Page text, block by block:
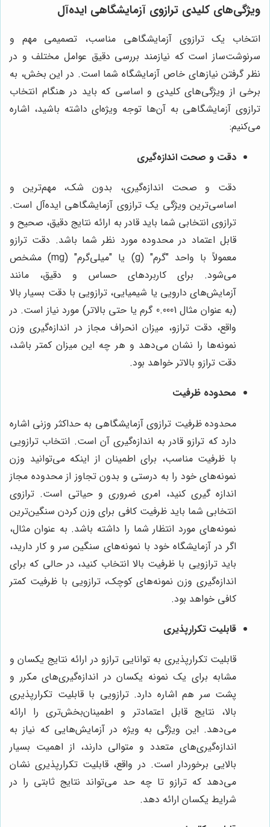
ویژگی‌های کلیدی ترازوی آزمایشگاهی ایده‌آل
انتخاب یک ترازوی آزمایشگاهی مناسب، تصمیمی مهم و
سرنوشت‌ساز است که نیازمند بررسی دقیق عوامل مختلف و در
نظر گرفتن نیازهای خاص آزمایشگاه شما است. در این بخش، به
برخی از ویژگی‌های کلیدی و اساسی که باید در هنگام انتخاب
ترازوی آزمایشگاهی به آن‌ها توجه ویژه‌ای داشته باشید، اشاره
می‌کنیم:
دقت و صحت اندازه‌گیری
دقت و صحت اندازه‌گیری، بدون شک، مهم‌ترین و
اساسی‌ترین ویژگی یک ترازوی آزمایشگاهی ایده‌آل است.
ترازوی انتخابی شما باید قادر به ارائه نتایج دقیق، صحیح و
قابل اعتماد در محدوده مورد نظر شما باشد. دقت ترازو
معمولاً با واحد "گرم" (g) یا "میلی‌گرم" (mg) مشخص
می‌شود. برای کاربردهای حساس و دقیق، مانند
آزمایش‌های دارویی یا شیمیایی، ترازویی با دقت بسیار بالا
(به عنوان مثال 0.0001 گرم یا حتی بالاتر) مورد نیاز است. در
واقع، دقت ترازو، میزان انحراف مجاز در اندازه‌گیری وزن
نمونه‌ها را نشان می‌دهد و هر چه این میزان کمتر باشد،
دقت ترازو بالاتر خواهد بود.
محدوده ظرفیت
محدوده ظرفیت ترازوی آزمایشگاهی به حداکثر وزنی اشاره
دارد که ترازو قادر به اندازه‌گیری آن است. انتخاب ترازویی
با ظرفیت مناسب، برای اطمینان از اینکه می‌توانید وزن
نمونه‌های خود را به درستی و بدون تجاوز از محدوده مجاز
اندازه گیری کنید، امری ضروری و حیاتی است. ترازوی
انتخابی شما باید ظرفیت کافی برای وزن کردن سنگین‌ترین
نمونه‌های مورد انتظار شما را داشته باشد. به عنوان مثال،
اگر در آزمایشگاه خود با نمونه‌های سنگین سر و کار دارید،
باید ترازویی با ظرفیت بالا انتخاب کنید، در حالی که برای
اندازه‌گیری وزن نمونه‌های کوچک، ترازویی با ظرفیت کمتر
کافی خواهد بود.
قابلیت تکرارپذیری
قابلیت تکرارپذیری به توانایی ترازو در ارائه نتایج یکسان و
مشابه برای یک نمونه یکسان در اندازه‌گیری‌های مکرر و
پشت سر هم اشاره دارد. ترازویی با قابلیت تکرارپذیری
بالا، نتایج قابل اعتمادتر و اطمینان‌بخش‌تری را ارائه
می‌دهد. این ویژگی به ویژه در آزمایش‌هایی که نیاز به
اندازه‌گیری‌های متعدد و متوالی دارند، از اهمیت بسیار
بالایی برخوردار است. در واقع، قابلیت تکرارپذیری نشان
می‌دهد که ترازو تا چه حد می‌تواند نتایج ثابتی را در
شرایط یکسان ارائه دهد.